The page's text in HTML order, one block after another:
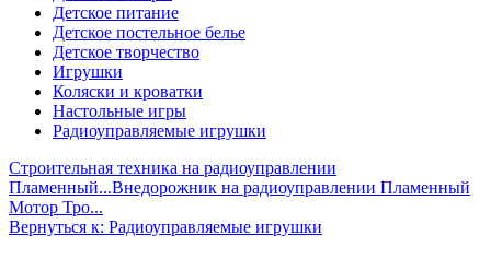
Детское питание
Детское постельное белье
Детское творчество
Игрушки
Коляски и кроватки
Настольные игры
Радиоуправляемые игрушки
Строительная техника на радиоуправлении
Пламенный...Внедорожник на радиоуправлении Пламенный
Мотор Тро...
Вернуться к: Радиоуправляемые игрушки